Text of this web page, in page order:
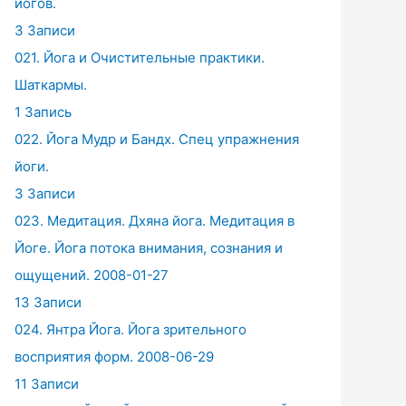
3 Записи
021. Йога и Очистительные практики.
Шаткармы.
1 Запись
022. Йога Мудр и Бандх. Спец упражнения
йоги.
3 Записи
023. Медитация. Дхяна йога. Медитация в
Йоге. Йога потока внимания, сознания и
ощущений. 2008-01-27
13 Записи
024. Янтра Йога. Йога зрительного
восприятия форм. 2008-06-29
11 Записи